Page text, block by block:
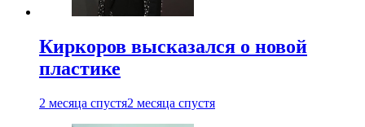
Киркоров высказался о новой
пластике
2 месяца спустя2 месяца спустя